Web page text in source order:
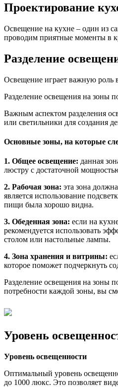
Проектирование
Освещение на кухне – один из
проводим приятные моменты в
Разделение
Освещение играет важную роль
Разделение освещения на зоны
Важным аспектом разделения
или светильники для создания
Основные зоны, на которые
1. Общее освещение: данная
люстру с достаточной
2. Рабочая зона: эта зона
является использование
пищи была хорошо видна.
3. Обеденная зона: если на
рекомендуется использовать
столом или настольные лампы.
4. Зона хранения и витрины:
которое поможет подчеркнуть
Разделение освещения на зоны
потребности каждой зоны, вы
Уровень
Уровень освещенности
Оптимальный уровень
до 1000 люкс. Это позволяет